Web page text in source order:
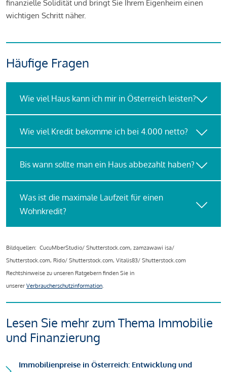
finanzielle Solidität und bringt Sie Ihrem Eigenheim einen
wichtigen Schritt näher.
Häufige Fragen
Wie viel Haus kann ich mir in Österreich leisten?
Wie viel Kredit bekomme ich bei 4.000 netto?
Bis wann sollte man ein Haus abbezahlt haben?
Was ist die maximale Laufzeit für einen
Wohnkredit?
Bildquellen: CucuMberStudio/ Shutterstock.com, zamzawawi isa/
Shutterstock.com, Rido/ Shutterstock.com, Vitalis83/ Shutterstock.com
Rechtshinweise zu unseren Ratgebern finden Sie in
unserer Verbraucherschutzinformation.
Lesen Sie mehr zum Thema Immobilie
und Finanzierung
Immobilienpreise in Österreich: Entwicklung und